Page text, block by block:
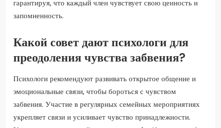
гарантируя, что каждый член чувствует свою ценность и
запомненность.
Какой совет дают психологи для
преодоления чувства забвения?
Психологи рекомендуют развивать открытое общение и
эмоциональные связи, чтобы бороться с чувством
забвения. Участие в регулярных семейных мероприятиях
укрепляет связи и усиливает чувство принадлежности.